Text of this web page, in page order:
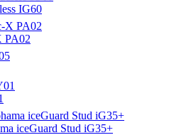
IG60
PA02
iceGuard Stud iG35+